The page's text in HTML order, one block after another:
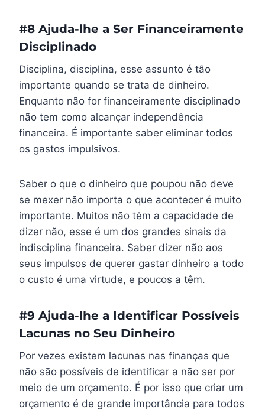
#8 Ajuda-lhe a Ser Financeiramente
Disciplinado
Disciplina, disciplina, esse assunto é tão
importante quando se trata de dinheiro.
Enquanto não for financeiramente disciplinado
não tem como alcançar independência
financeira. É importante saber eliminar todos
os gastos impulsivos.
Saber o que o dinheiro que poupou não deve
se mexer não importa o que acontecer é muito
importante. Muitos não têm a capacidade de
dizer não, esse é um dos grandes sinais da
indisciplina financeira. Saber dizer não aos
seus impulsos de querer gastar dinheiro a todo
o custo é uma virtude, e poucos a têm.
#9 Ajuda-lhe a Identificar Possíveis
Lacunas no Seu Dinheiro
Por vezes existem lacunas nas finanças que
não são possíveis de identificar a não ser por
meio de um orçamento. É por isso que criar um
orçamento é de grande importância para todos